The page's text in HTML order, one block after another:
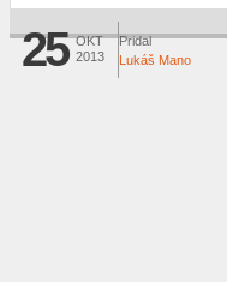
25 OKT
2013
Pridal
Lukáš Mano